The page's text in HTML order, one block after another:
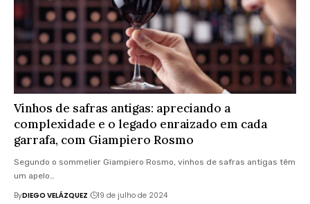
Vinhos de safras antigas: apreciando a
complexidade e o legado enraizado em cada
garrafa, com Giampiero Rosmo
Segundo o sommelier Giampiero Rosmo, vinhos de safras antigas têm
um apelo…
ByDIEGO VELÁZQUEZ 19 de julho de 2024